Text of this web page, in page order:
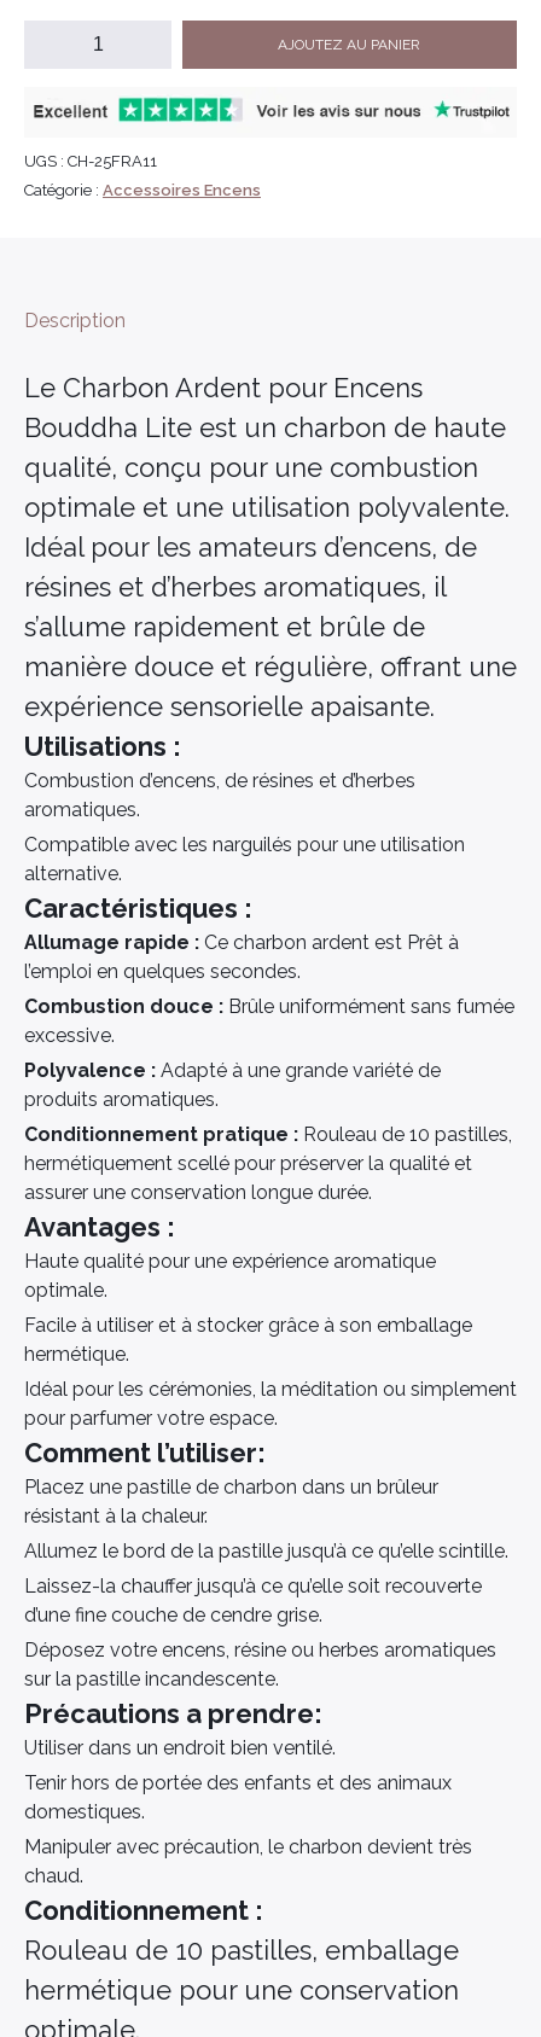
AJOUTEZ AU PANIER
UGS : CH-25FRA11
Catégorie : Accessoires Encens
Description
Le Charbon Ardent pour Encens
Bouddha Lite est un charbon de haute
qualité, conçu pour une combustion
optimale et une utilisation polyvalente.
Idéal pour les amateurs d’encens, de
résines et d’herbes aromatiques, il
s’allume rapidement et brûle de
manière douce et régulière, offrant une
expérience sensorielle apaisante.
Utilisations :
Combustion d’encens, de résines et d’herbes
aromatiques.
Compatible avec les narguilés pour une utilisation
alternative.
Caractéristiques :
Allumage rapide : Ce charbon ardent est Prêt à
l’emploi en quelques secondes.
Combustion douce : Brûle uniformément sans fumée
excessive.
Polyvalence : Adapté à une grande variété de
produits aromatiques.
Conditionnement pratique : Rouleau de 10 pastilles,
hermétiquement scellé pour préserver la qualité et
assurer une conservation longue durée.
Avantages :
Haute qualité pour une expérience aromatique
optimale.
Facile à utiliser et à stocker grâce à son emballage
hermétique.
Idéal pour les cérémonies, la méditation ou simplement
pour parfumer votre espace.
Comment l’utiliser:
Placez une pastille de charbon dans un brûleur
résistant à la chaleur.
Allumez le bord de la pastille jusqu’à ce qu’elle scintille.
Laissez-la chauffer jusqu’à ce qu’elle soit recouverte
d’une fine couche de cendre grise.
Déposez votre encens, résine ou herbes aromatiques
sur la pastille incandescente.
Précautions a prendre:
Utiliser dans un endroit bien ventilé.
Tenir hors de portée des enfants et des animaux
domestiques.
Manipuler avec précaution, le charbon devient très
chaud.
Conditionnement :
Rouleau de 10 pastilles, emballage
hermétique pour une conservation
optimale.